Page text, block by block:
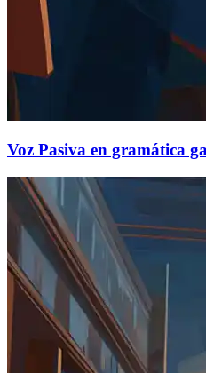
Voz Pasiva en gramática